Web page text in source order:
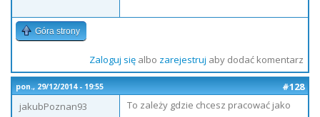
Góra strony
Zaloguj sięalbo zarejestruj aby dodać komentarz
pon., 29/12/2014 - 19:55
#128
jakubPoznan93
To zależy gdzie chcesz pracować jako